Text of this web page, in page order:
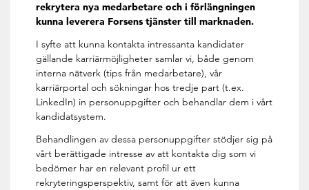
rekrytera nya medarbetare och i förlängningen
kunna leverera Forsens tjänster till marknaden.
I syfte att kunna kontakta intressanta kandidater
gällande karriärmöjligheter samlar vi, både genom
interna nätverk (tips från medarbetare), vår
karriärportal och sökningar hos tredje part (t.ex.
LinkedIn) in personuppgifter och behandlar dem i vårt
kandidatsystem.
Behandlingen av dessa personuppgifter stödjer sig på
vårt berättigade intresse av att kontakta dig som vi
bedömer har en relevant profil ur ett
rekryteringsperspektiv, samt för att även kunna